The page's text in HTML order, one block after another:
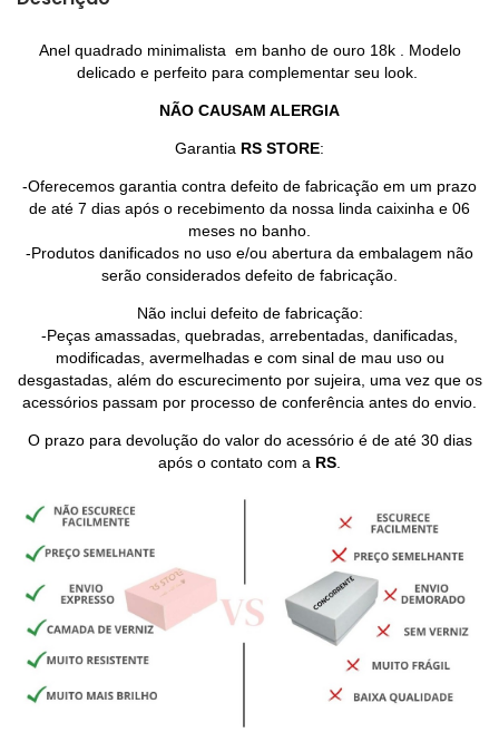
Anel quadrado minimalista em banho de ouro 18k . Modelo
delicado e perfeito para complementar seu look.
NÃO CAUSAM ALERGIA
Garantia RS STORE:
-Oferecemos garantia contra defeito de fabricação em um prazo
de até 7 dias após o recebimento da nossa linda caixinha e 06
meses no banho.
-Produtos danificados no uso e/ou abertura da embalagem não
serão considerados defeito de fabricação.
Não inclui defeito de fabricação:
-Peças amassadas, quebradas, arrebentadas, danificadas,
modificadas, avermelhadas e com sinal de mau uso ou
desgastadas, além do escurecimento por sujeira, uma vez que os
acessórios passam por processo de conferência antes do envio.
O prazo para devolução do valor do acessório é de até 30 dias
após o contato com a RS